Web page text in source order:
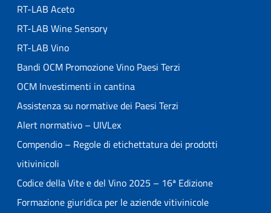
RT-LAB Aceto
RT-LAB Wine Sensory
RT-LAB Vino
Bandi OCM Promozione Vino Paesi Terzi
OCM Investimenti in cantina
Assistenza su normative dei Paesi Terzi
Alert normativo – UIVLex
Compendio – Regole di etichettatura dei prodotti
vitivinicoli
Codice della Vite e del Vino 2025 – 16ª Edizione
Formazione giuridica per le aziende vitivinicole